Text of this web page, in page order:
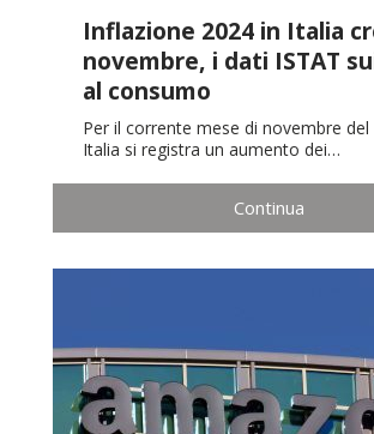
Inflazione 2024 in Italia
novembre, i dati ISTAT
al consumo
Per il corrente mese di novembre del
Italia si registra un aumento dei…
Continua